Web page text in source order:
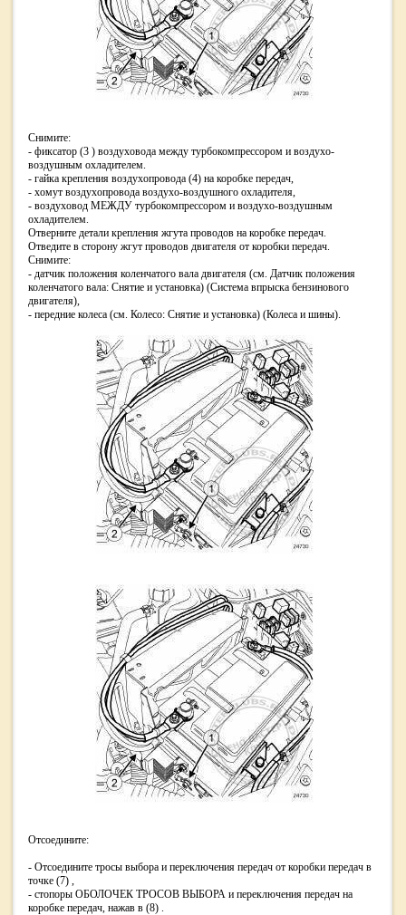
Снимите:
- фиксатор (3 ) воздуховода между турбокомпрессором и воздухо-
воздушным охладителем.
- гайка крепления воздухопровода (4) на коробке передач,
- хомут воздухопровода воздухо-воздушного охладителя,
- воздуховод МЕЖДУ турбокомпрессором и воздухо-воздушным
охладителем.
Отверните детали крепления жгута проводов на коробке передач.
Отведите в сторону жгут проводов двигателя от коробки передач.
Снимите:
- датчик положения коленчатого вала двигателя (см. Датчик положения
коленчатого вала: Снятие и установка) (Система впрыска бензинового
двигателя),
- передние колеса (см. Колесо: Снятие и установка) (Колеса и шины).
Отсоедините:
- Отсоедините тросы выбора и переключения передач от коробки передач в
точке (7) ,
- стопоры ОБОЛОЧЕК ТРОСОВ ВЫБОРА и переключения передач на
коробке передач, нажав в (8) .